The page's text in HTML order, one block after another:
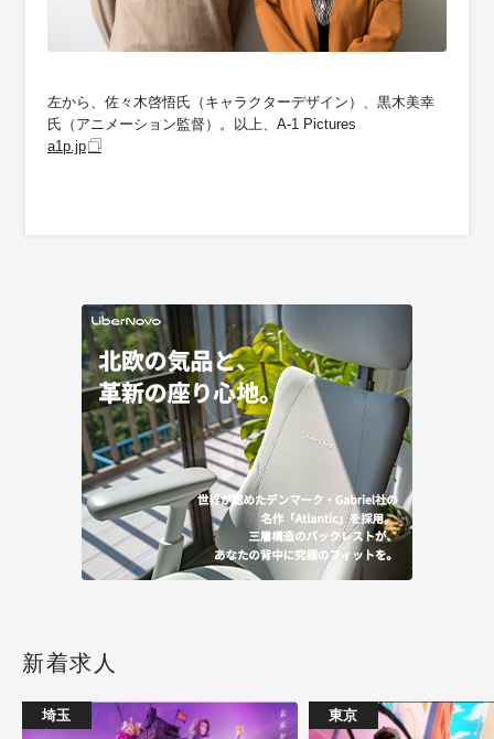
左から、佐々木啓悟氏（キャラクターデザイン）、黒木美幸
氏（アニメーション監督）。以上、A-1 Pictures
a1p.jp
新着求人
埼玉 東京